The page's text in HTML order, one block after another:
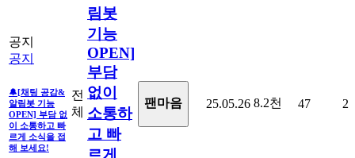
공지
공지
🔔[채팅 공감&
알림봇 기능
OPEN] 부담 없
이 소통하고 빠
르게 소식을 접
해 보세요!
전
체
림봇
기능
OPEN]
부담
없이
소통하
고 빠
르게
팬마음 25.05.26 8.2천 47 2